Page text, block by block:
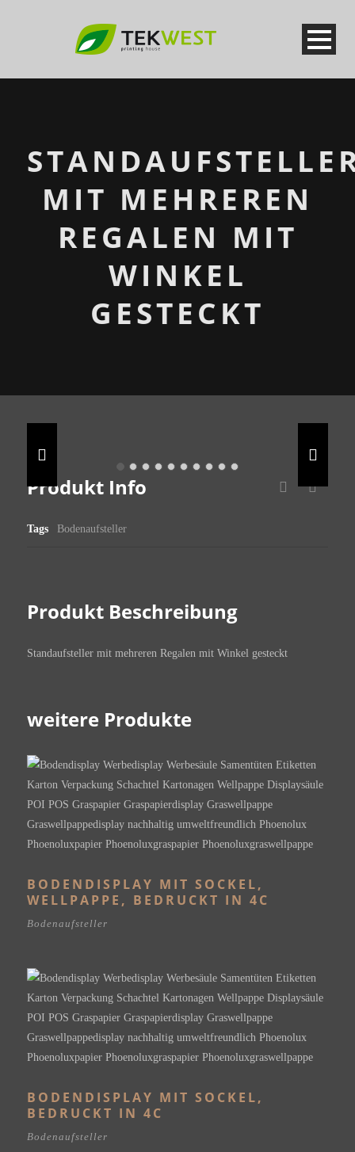
MIT MEHREREN
REGALEN MIT
WINKEL
GESTECKT
Produkt Info
Tags Bodenaufsteller
Produkt Beschreibung
Standaufsteller mit mehreren Regalen mit Winkel gesteckt
weitere Produkte
BODENDISPLAY MIT SOCKEL,
WELLPAPPE, BEDRUCKT IN 4C
Bodenaufsteller
BODENDISPLAY MIT SOCKEL,
BEDRUCKT IN 4C
Bodenaufsteller